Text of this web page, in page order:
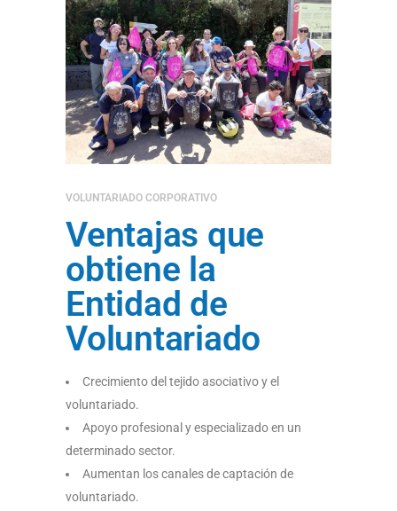
VOLUNTARIADO CORPORATIVO
Ventajas que
obtiene la
Entidad de
Voluntariado
Crecimiento del tejido asociativo y el
voluntariado.
Apoyo profesional y especializado en un
determinado sector.
Aumentan los canales de captación de
voluntariado.